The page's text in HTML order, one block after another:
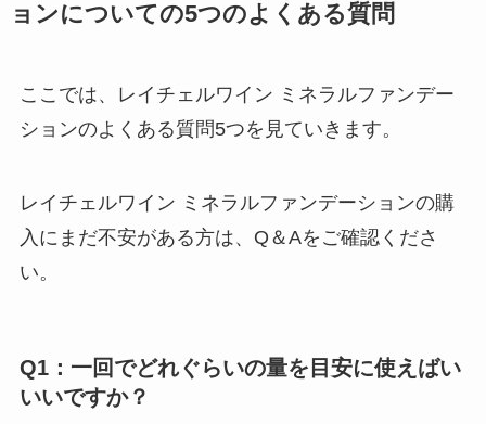
ョンについての5つのよくある質問
ここでは、レイチェルワイン ミネラルファンデー
ションのよくある質問5つを見ていきます。
レイチェルワイン ミネラルファンデーションの購
入にまだ不安がある方は、Q＆Aをご確認くださ
い。
Q1：一回でどれぐらいの量を目安に使えばい
いいですか？